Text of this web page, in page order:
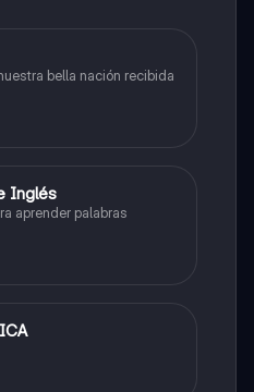
bella nación recibida
Inglés
aprender palabras